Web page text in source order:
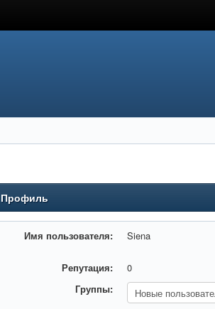
Профиль
Имя пользователя: Siena
Репутация:
0
Группы: